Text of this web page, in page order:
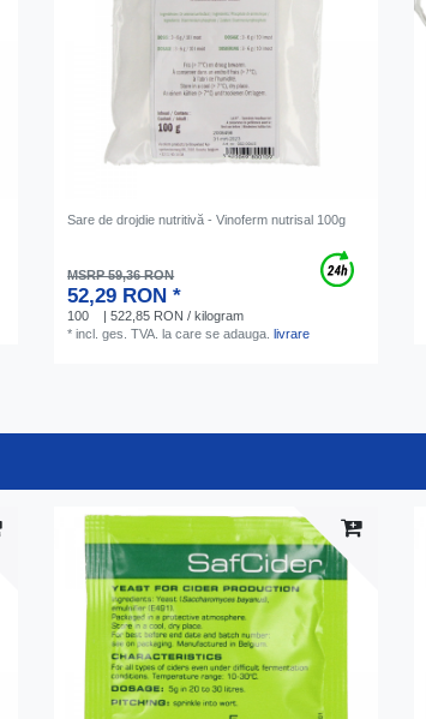
Sare de drojdie nutritivă - Vinoferm nutrisal 100g
MSRP 59,36 RON
52,29 RON *
100
| 522,85 RON / kilogram
*incl. ges. TVA. la care se adauga.livrare